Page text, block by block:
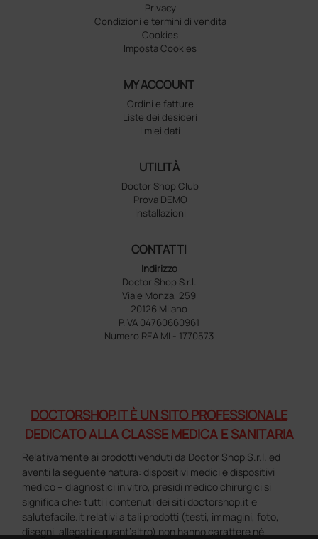
Privacy
Condizioni e termini di vendita
Cookies
Imposta Cookies
MY ACCOUNT
Ordini e fatture
Liste dei desideri
I miei dati
UTILITÀ
Doctor Shop Club
Prova DEMO
Installazioni
CONTATTI
Indirizzo
Doctor Shop S.r.l.
Viale Monza, 259
20126 Milano
P.IVA 04760660961
Numero REA MI - 1770573
DOCTORSHOP.IT È UN SITO PROFESSIONALE
DEDICATO ALLA CLASSE MEDICA E SANITARIA
Relativamente ai prodotti venduti da Doctor Shop S.r.l. ed
aventi la seguente natura: dispositivi medici e dispositivi
medico – diagnostici in vitro, presidi medico chirurgici si
significa che: tutti i contenuti dei siti doctorshop.it e
salutefacile.it relativi a tali prodotti (testi, immagini, foto,
disegni, allegati e quant’altro) non hanno carattere né